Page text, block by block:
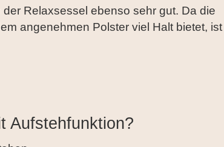
Relaxsessel ebenso sehr gut. Da die
angenehmen Polster viel Halt bietet, ist
Aufstehfunktion?